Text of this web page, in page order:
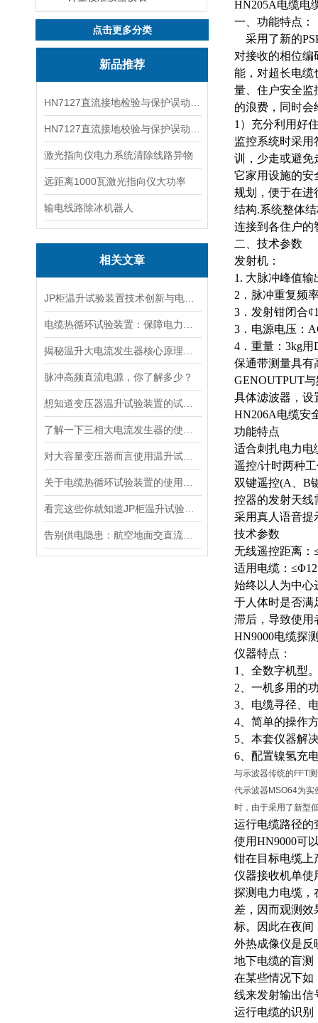
点击更多分类
新品推荐
激光指向仪电力系统清除线路异物
远距离1000瓦激光指向仪大功率
输电线路除冰机器人
相关文章
脉冲高频直流电源，你了解多少？
HN205A电缆电
一、功能特点：
采用了新的
对接收的相位
能，对超长电缆
量、住户安全监
的浪费，同时
1）充分利用好
监控系统时采
训，少走或避免
它家用设施的安
规划，便于在进
结构.系统整体
连接到各住户的
二、技术参数
发射机：
1. 大脉冲峰值输
2．脉冲重复频
3．发射钳闭合
3．电源电压：
4．重量：3kg
保通带测量具有
GENOUTPUT
具体滤波器，设
HN206A电缆安
功能特点
适合刺扎电力电
遥控/计时两种
双键遥控(A、B
控器的发射天线
采用真人语音提
技术参数
无线遥控距离：
适用电缆：
始终以人为中心
于人体时是否满
滞后，导致使用
HN9000电缆探
仪器特点：
1、全数字机型
2、一机多用的
3、电缆寻径、
4、简单的操作
5、本套仪器解
6、配置镍氢充
与示波器传统的FFT
代示波器MSO64为实
时，由于采用了新型
运行电缆路径的
使用HN9000可
钳在目标电缆上
仪器接收机单使
探测电力电缆，
差，因而观测效
标。因此在夜间
外热成像仪是反
地下电缆的盲测
在某些情况下如
线来发射输出信
运行电缆的识别